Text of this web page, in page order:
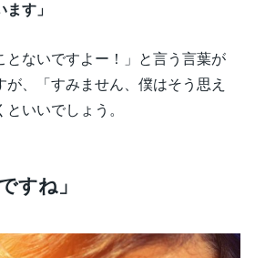
す」
とないですよー！」と言う言葉が
、「すみません、僕はそう思え
いいでしょう。
すね」